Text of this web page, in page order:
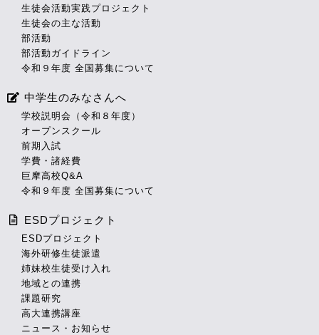
生徒会活動実践プロジェクト
生徒会の主な活動
部活動
部活動ガイドライン
令和９年度 全国募集について
中学生のみなさんへ
学校説明会（令和８年度）
オープンスクール
前期入試
学費・諸経費
巨摩高校Q&A
令和９年度 全国募集について
ESDプロジェクト
ESDプロジェクト
海外研修生徒派遣
姉妹校生徒受け入れ
地域との連携
課題研究
高大連携講座
ニュース・お知らせ